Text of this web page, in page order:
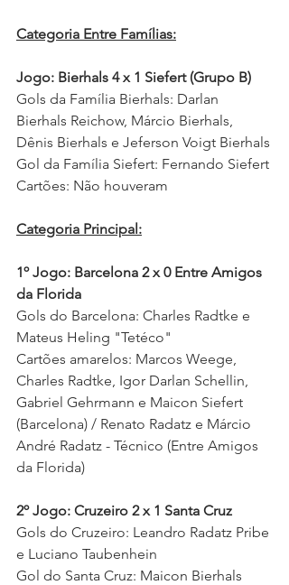
Categoria Entre Famílias:
Jogo: Bierhals 4 x 1 Siefert (Grupo B)
Gols da Família Bierhals: Darlan
Bierhals Reichow, Márcio Bierhals,
Dênis Bierhals e Jeferson Voigt Bierhals
Gol da Família Siefert: Fernando Siefert
Cartões: Não houveram
Categoria Principal:
1º Jogo: Barcelona 2 x 0 Entre Amigos
da Florida
Gols do Barcelona: Charles Radtke e
Mateus Heling "Tetéco"
Cartões amarelos: Marcos Weege,
Charles Radtke, Igor Darlan Schellin,
Gabriel Gehrmann e Maicon Siefert
(Barcelona) / Renato Radatz e Márcio
André Radatz - Técnico (Entre Amigos
da Florida)
2º Jogo: Cruzeiro 2 x 1 Santa Cruz
Gols do Cruzeiro: Leandro Radatz Pribe
e Luciano Taubenhein
Gol do Santa Cruz: Maicon Bierhals